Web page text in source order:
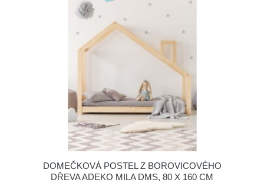
DOMEČKOVÁ POSTEL Z BOROVICOVÉHO
DŘEVA ADEKO MILA DMS, 80 X 160 CM